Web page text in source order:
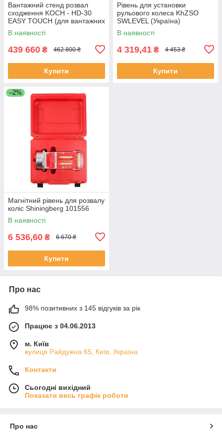
Вантажний стенд розвал
сходження KOCH - HD-30
EASY TOUCH (для вантажних
авто, TIR) Німеччина
В наявності
439 660 ₴ 462 800 ₴
Купити
Рівень для установки
рульового колеса KhZSO
SWLEVEL (Україна)
В наявності
4 319,41 ₴ 4 453 ₴
Купити
–2%
Магнітний рівень для розвалу
коліс Shiningberg 101556
В наявності
6 536,60 ₴ 6 670 ₴
Купити
Про нас
98% позитивних з 145 відгуків за рік
Працює з 04.06.2013
м. Київ
вулиця Райдужна 65, Київ, Україна
Контакти
Сьогодні вихідний
Показати весь графік роботи
Про нас